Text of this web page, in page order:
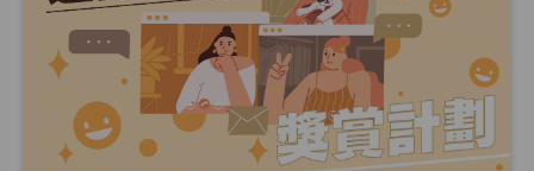
HERBS U-TIGHT
Maximum 1 additional products allowed
to the cart
HKD$169
HKD$369
Add To Cart